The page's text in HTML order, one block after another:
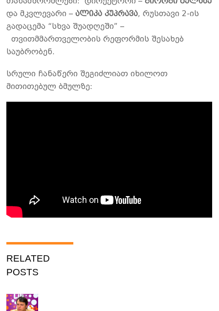
და მკვლევარი –ალიკა კუპრავა, რუსთავი 2-ის
გადაცემა “სხვა შუადღეში” –
თვითმმართველობის რეფორმის შესახებ
საუბრობენ.
სრული ჩანაწერი შეგიძლიათ იხილოთ
მითითებულ ბმულზე:
RELATED
POSTS